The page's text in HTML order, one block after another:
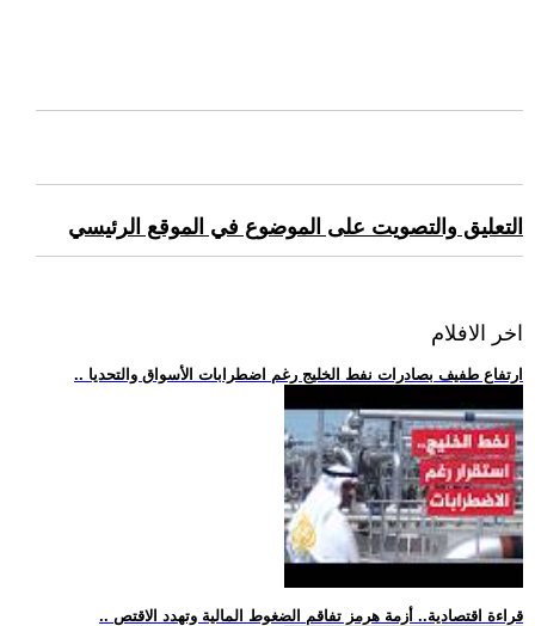
التعليق والتصويت على الموضوع في الموقع الرئيسي
اخر الافلام
.. ارتفاع طفيف بصادرات نفط الخليج رغم اضطرابات الأسواق والتحديا
.. قراءة اقتصادية.. أزمة هرمز تفاقم الضغوط المالية وتهدد الاقتص